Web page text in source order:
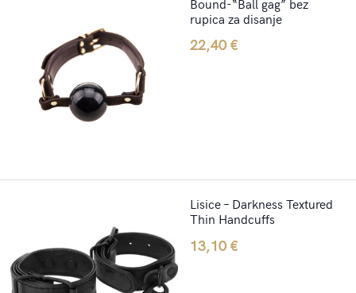
rupica za disanje
22,40€
Lisice – Darkness Textured
Thin Handcuffs
13,10€